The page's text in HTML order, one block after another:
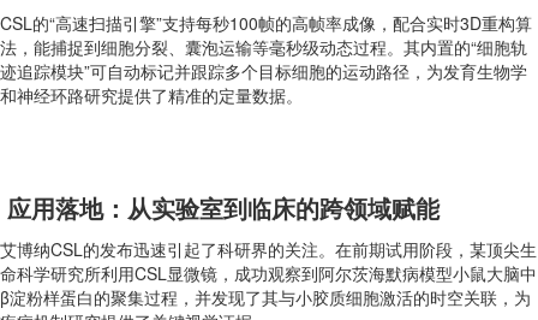
CSL的“高速扫描引擎”支持每秒100帧的高帧率成像，配合实时3D重构算
法，能捕捉到细胞分裂、囊泡运输等毫秒级动态过程。其内置的“细胞轨
迹追踪模块”可自动标记并跟踪多个目标细胞的运动路径，为发育生物学
和神经环路研究提供了精准的定量数据。
应用落地：从实验室到临床的跨领域赋能
艾博纳CSL的发布迅速引起了科研界的关注。在前期试用阶段，某顶尖生
命科学研究所利用CSL显微镜，成功观察到阿尔茨海默病模型小鼠大脑中
β淀粉样蛋白的聚集过程，并发现了其与小胶质细胞激活的时空关联，为